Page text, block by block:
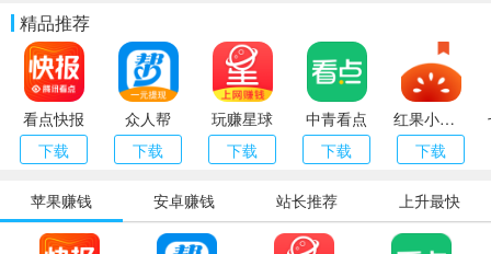
精品推荐
看点快报
下载
众人帮
下载
玩赚星球
下载
中青看点
下载
红果小说（番茄小说）
下载
苹果赚钱 安卓赚钱 站长推荐 上升最快